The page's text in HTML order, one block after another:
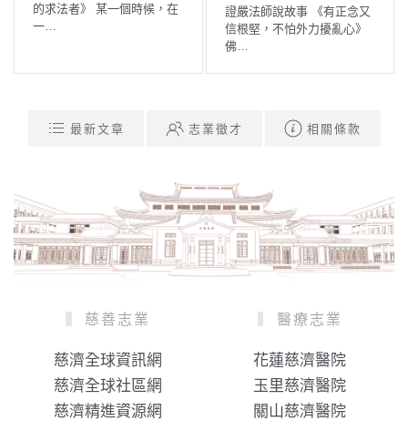
的求法者》 某一個時候，在
一…
證嚴法師說故事 《有正念又
信根堅，不怕外力擾亂心》
佛…
最新文章 志業徵才 相關條款
慈善志業
慈濟全球資訊網
慈濟全球社區網
慈濟精進資源網
醫療志業
花蓮慈濟醫院
玉里慈濟醫院
關山慈濟醫院